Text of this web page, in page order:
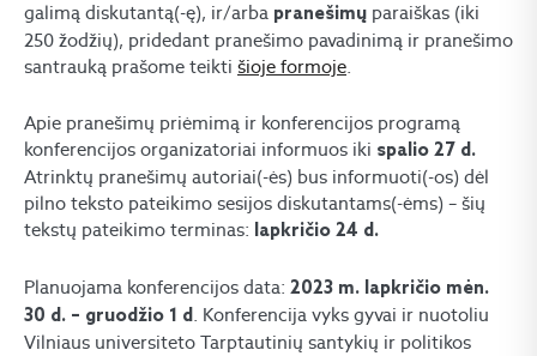
galimą diskutantą(-ę), ir/arba pranešimų paraiškas (iki
250 žodžių), pridedant pranešimo pavadinimą ir pranešimo
santrauką prašome teikti šioje formoje.
Apie pranešimų priėmimą ir konferencijos programą
konferencijos organizatoriai informuos iki spalio 27 d.
Atrinktų pranešimų autoriai(-ės) bus informuoti(-os) dėl
pilno teksto pateikimo sesijos diskutantams(-ėms) – šių
tekstų pateikimo terminas: lapkričio 24 d.
Planuojama konferencijos data: 2023 m. lapkričio mėn.
30 d. – gruodžio 1 d. Konferencija vyks gyvai ir nuotoliu
Vilniaus universiteto Tarptautinių santykių ir politikos